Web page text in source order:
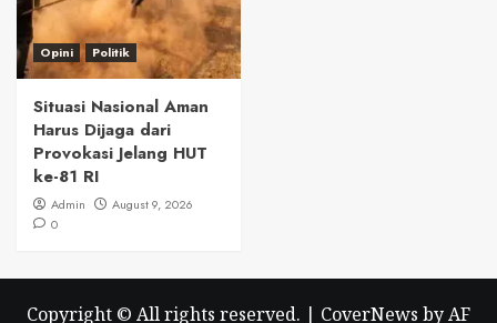
Opini Politik
Situasi Nasional Aman
Harus Dijaga dari
Provokasi Jelang HUT
ke-81 RI
Admin
August 9, 2026
0
Copyright © All rights reserved. | CoverNews by AF